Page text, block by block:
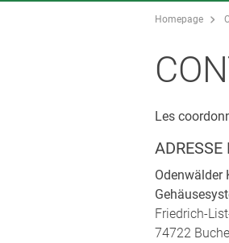
Homepage
Les
ADRESSE
Odenwälder
Friedrich-
74722